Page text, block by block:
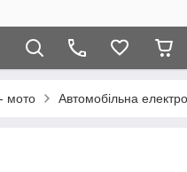
мото Автомобільна